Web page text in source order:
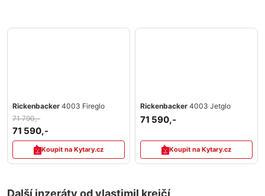
Rickenbacker 4003 Fireglo
71 790,-
71 590,-
Koupit na Kytary.cz
Rickenbacker 4003 Jetglo
71 590,-
Koupit na Kytary.cz
Další inzeráty od vlastimil krejčí